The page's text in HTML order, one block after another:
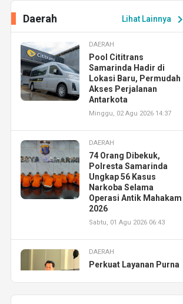
Lihat Lainnya chevron_right
Daerah
DAERAH
Pool Cititrans
Samarinda Hadir di
Lokasi Baru, Permudah
Akses Perjalanan
Antarkota
Minggu, 02 Agu 2026 14:37
DAERAH
74 Orang Dibekuk,
Polresta Samarinda
Ungkap 56 Kasus
Narkoba Selama
Operasi Antik Mahakam
2026
Sabtu, 01 Agu 2026 06:43
DAERAH
Perkuat Layanan Purna
Resmikan AHASS